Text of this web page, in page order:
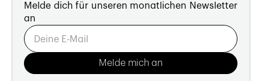
Melde dich für unseren monatlichen Newsletter
an